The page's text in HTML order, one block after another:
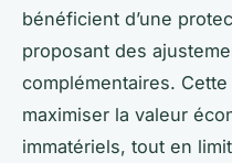
bénéficient d’une
proposant des
complémentaires.
maximiser la valeur
immatériels, tout en